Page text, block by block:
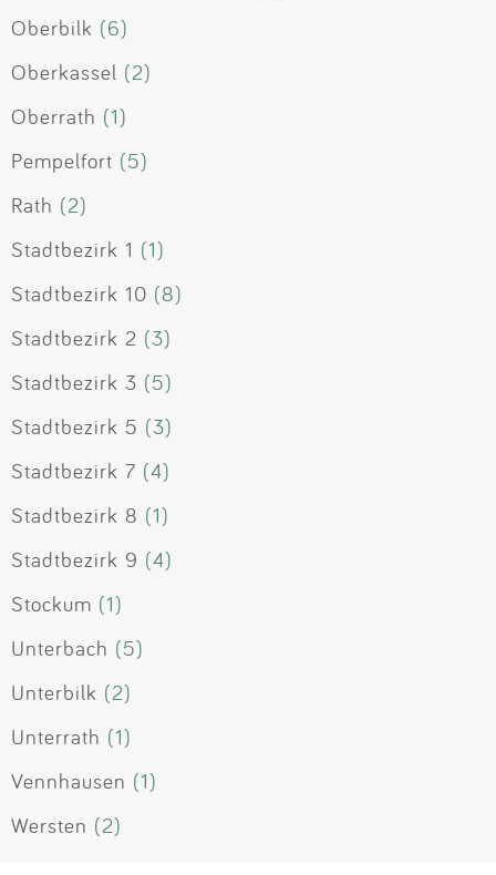
Oberbilk (6)
Oberkassel (2)
Oberrath (1)
Pempelfort (5)
Rath (2)
Stadtbezirk 1 (1)
Stadtbezirk 10 (8)
Stadtbezirk 2 (3)
Stadtbezirk 3 (5)
Stadtbezirk 5 (3)
Stadtbezirk 7 (4)
Stadtbezirk 8 (1)
Stadtbezirk 9 (4)
Stockum (1)
Unterbach (5)
Unterbilk (2)
Unterrath (1)
Vennhausen (1)
Wersten (2)